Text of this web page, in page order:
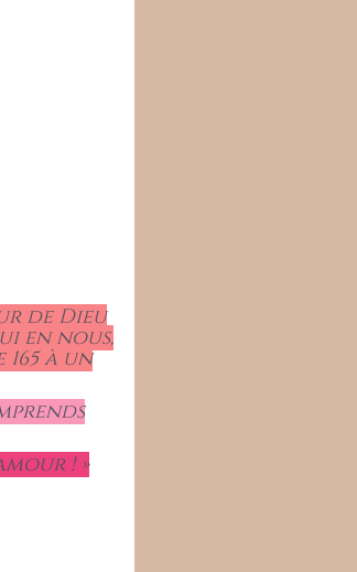
de Dieu
en nous,
à un
! »